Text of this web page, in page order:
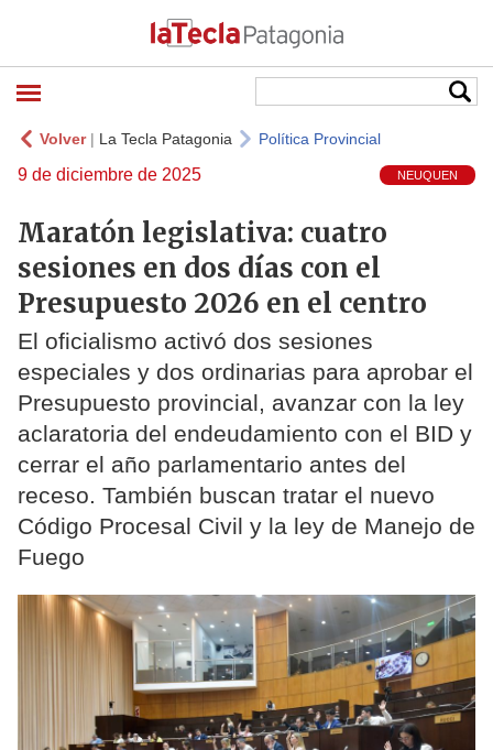
Volver| La Tecla Patagonia Política Provincial
9 de diciembre de 2025 NEUQUEN
Maratón legislativa: cuatro
sesiones en dos días con el
Presupuesto 2026 en el centro
El oficialismo activó dos sesiones
especiales y dos ordinarias para aprobar el
Presupuesto provincial, avanzar con la ley
aclaratoria del endeudamiento con el BID y
cerrar el año parlamentario antes del
receso. También buscan tratar el nuevo
Código Procesal Civil y la ley de Manejo de
Fuego